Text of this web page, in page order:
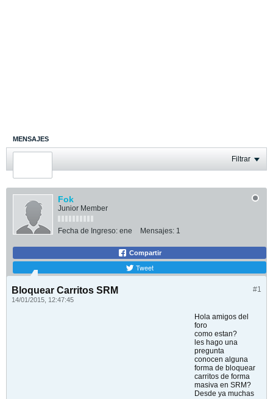
MENSAJES
ÚLTIMA ACTIVIDAD Filtrar
Fok
Junior Member
Fecha de Ingreso: ene Mensajes: 1
Compartir
Tweet
#1
Bloquear Carritos SRM
14/01/2015, 12:47:45
Hola amigos del
foro
como estan?
les hago una
pregunta
conocen alguna
forma de bloquear
carritos de forma
masiva en SRM?
Desde ya muchas